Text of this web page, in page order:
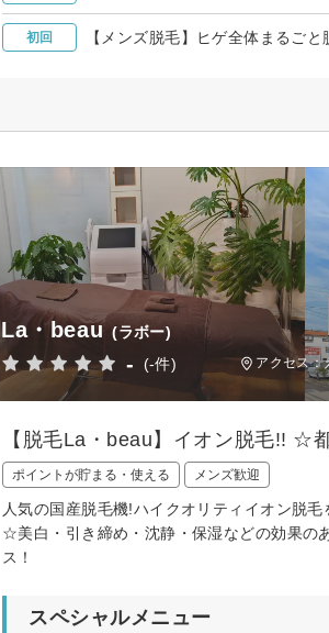
初回 【メンズ脱毛】ヒゲ全体まるご
La・beau (ラボー)
- (-件) アクセス：
【脱毛La・beau】イオン脱毛!! ☆
ポイントが貯まる・使える メンズ歓迎
人気の国産脱毛機!ハイクオリティイオン脱
☆美白・引き締め・沈静・保湿などの効果の
ス！
スペシャルメニュー